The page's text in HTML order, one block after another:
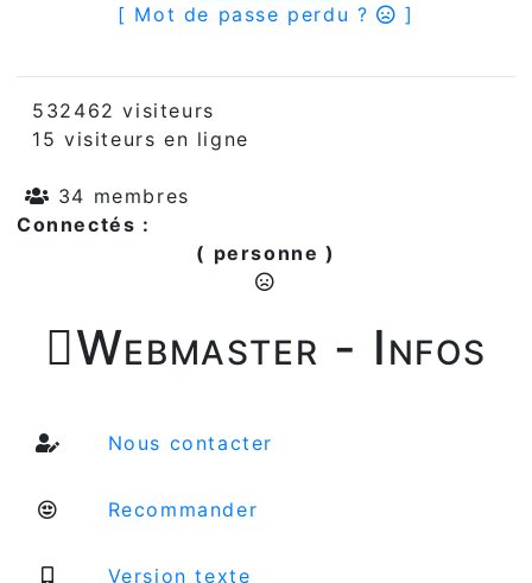
[ Mot de passe perdu ? ]
532462 visiteurs
15 visiteurs en ligne
34 membres
Connectés :
( personne )
Webmaster - Infos
Nous contacter
Recommander
Version texte